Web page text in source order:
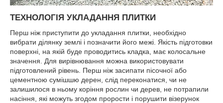
ТЕХНОЛОГІЯ УКЛАДАННЯ ПЛИТКИ
Перш ніж приступити до укладання плитки, необхідно
вибрати ділянку землі і позначити його межі. Якість підготовки
поверхні, на якій буде проводитись кладка, має колосальне
значення. Для вирівнювання можна використовувати
підготовлений рівень. Перш ніж засипати пісочної або
цементною сумішшю дерен, слід переконатися, чи не
залишилося в ньому коріння рослин чи дерев, не потрапили
насіння, які можуть згодом прорости і порушити візерунок